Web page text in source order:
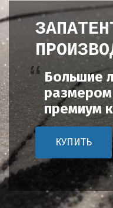
Большие
премиум
КУПИТЬ